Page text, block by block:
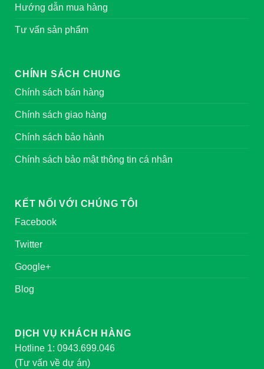
Hướng dẫn mua hàng
Tư vấn sản phẩm
CHÍNH SÁCH CHUNG
Chính sách bán hàng
Chính sách giao hàng
Chính sách bảo hành
Chính sách bảo mật thông tin cá nhân
KẾT NỐI VỚI CHÚNG TÔI
Facebook
Twitter
Google+
Blog
DỊCH VỤ KHÁCH HÀNG
Hotline 1: 0943.699.046
(Tư vấn về dự án)